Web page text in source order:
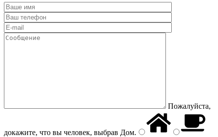
Пожалуйста,
докажите, что вы человек, выбрав Дом.